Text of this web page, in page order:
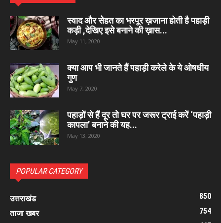
स्वाद और सेहत का भरपूर ख़जाना होती है पहाड़ी
कड़ी ,देखिए इसे बनाने की ख़ास...
May 11, 2020
क्या आप भी जानते हैं पहाड़ी करेले के ये ओषधीय
गुण
May 7, 2020
पहाड़ों से हैं दूर तो घर पर जरूर ट्राई करें ‘पहाड़ी
कापला’ बनाने की यह...
May 13, 2020
POPULAR CATEGORY
उत्तराखंड
850
ताजा खबर
754